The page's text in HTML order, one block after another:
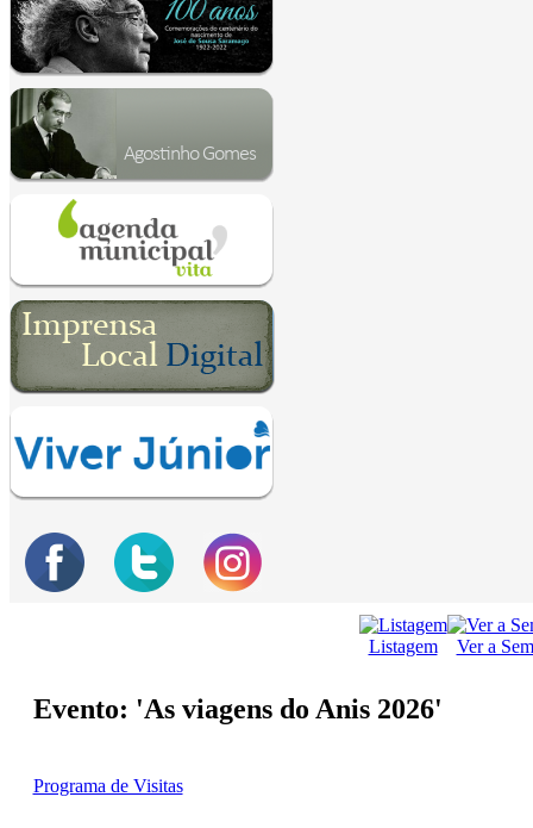
Listagem Ver a
Evento: 'As viagens do Anis 2026'
Programa de Visitas